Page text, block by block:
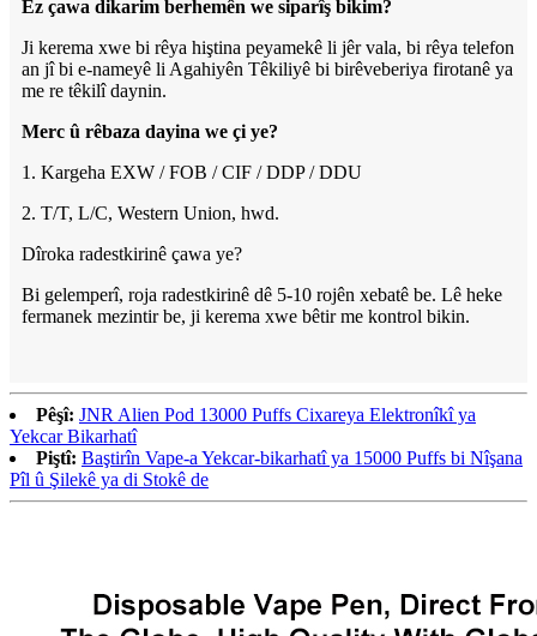
Ez çawa dikarim berhemên we siparîş bikim?
Ji kerema xwe bi rêya hiştina peyamekê li jêr vala, bi rêya telefon
an jî bi e-nameyê li Agahiyên Têkiliyê bi birêveberiya firotanê ya
me re têkilî daynin.
Merc û rêbaza dayina we çi ye?
1. Kargeha EXW / FOB / CIF / DDP / DDU
2. T/T, L/C, Western Union, hwd.
Dîroka radestkirinê çawa ye?
Bi gelemperî, roja radestkirinê dê 5-10 rojên xebatê be. Lê heke
fermanek mezintir be, ji kerema xwe bêtir me kontrol bikin.
Pêşî: JNR Alien Pod 13000 Puffs Cixareya Elektronîkî ya
Yekcar Bikarhatî
Piştî: Baştirîn Vape-a Yekcar-bikarhatî ya 15000 Puffs bi Nîşana
Pîl û Şilekê ya di Stokê de